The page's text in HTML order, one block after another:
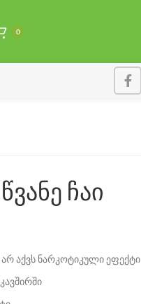
0
ჩაი
არ აქვს ნარკოტიკული ეფექტი